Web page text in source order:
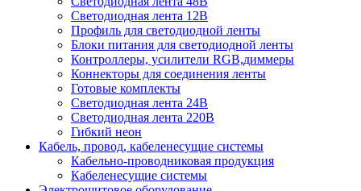
Светодиодная лента 12В
Профиль для светодиодной ленты
Блоки питания для светодиодной ленты
Контроллеры, усилители RGB,диммеры
Коннекторы для соединения ленты
Готовые комплекты
Светодиодная лента 24В
Светодиодная лента 220В
Гибкий неон
Кабель, провод, кабеленесущие системы
Кабельно-проводниковая продукция
Кабеленесущие системы